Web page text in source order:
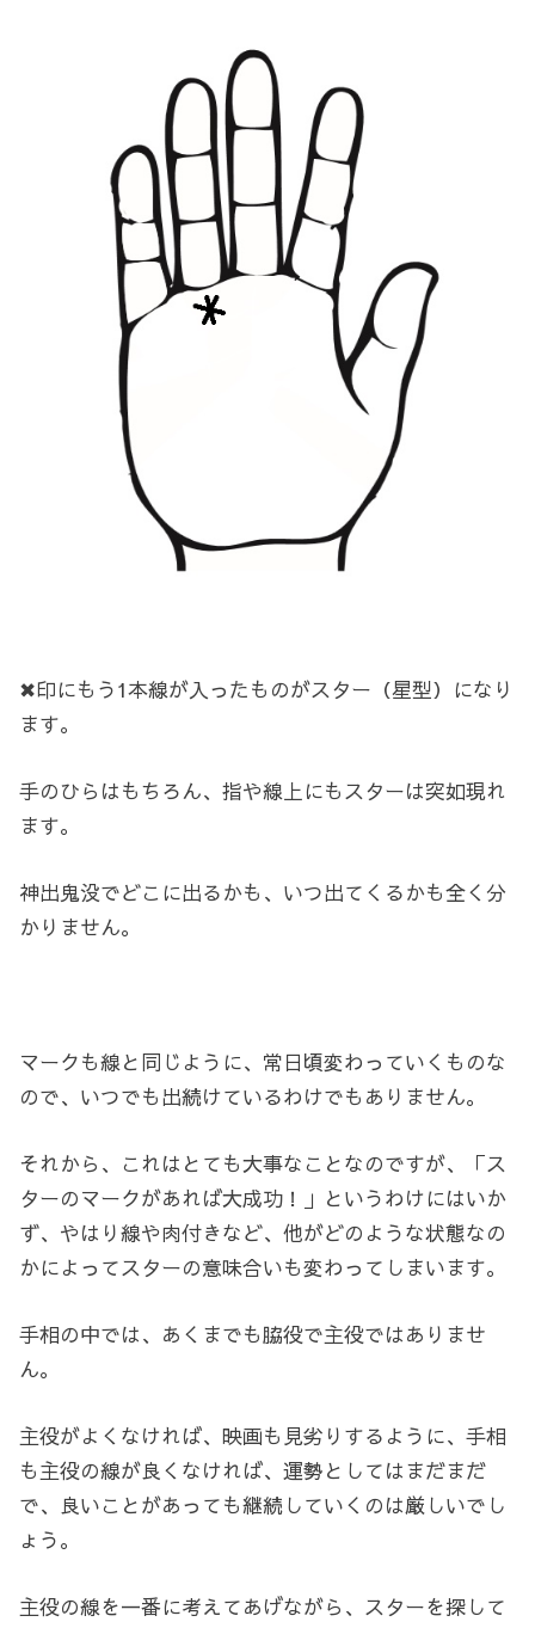
✖印にもう1本線が入ったものがスター（星型）になり
ます。
手のひらはもちろん、指や線上にもスターは突如現れ
ます。
神出鬼没でどこに出るかも、いつ出てくるかも全く分
かりません。
マークも線と同じように、常日頃変わっていくものな
ので、いつでも出続けているわけでもありません。
それから、これはとても大事なことなのですが、「ス
ターのマークがあれば大成功！」というわけにはいか
ず、やはり線や肉付きなど、他がどのような状態なの
かによってスターの意味合いも変わってしまいます。
手相の中では、あくまでも脇役で主役ではありませ
ん。
主役がよくなければ、映画も見劣りするように、手相
も主役の線が良くなければ、運勢としてはまだまだ
で、良いことがあっても継続していくのは厳しいでし
ょう。
主役の線を一番に考えてあげながら、スターを探して